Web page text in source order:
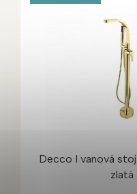
Decco I vanová
zlatá